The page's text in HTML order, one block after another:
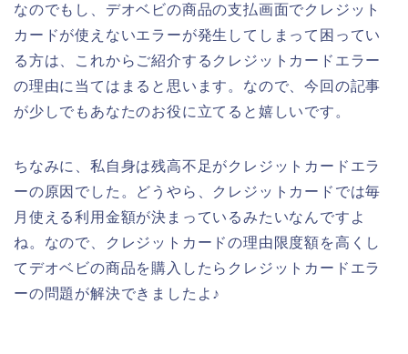
なのでもし、デオベビの商品の支払画面でクレジット
カードが使えないエラーが発生してしまって困ってい
る方は、これからご紹介するクレジットカードエラー
の理由に当てはまると思います。なので、今回の記事
が少しでもあなたのお役に立てると嬉しいです。
ちなみに、私自身は残高不足がクレジットカードエラ
ーの原因でした。どうやら、クレジットカードでは毎
月使える利用金額が決まっているみたいなんですよ
ね。なので、クレジットカードの理由限度額を高くし
てデオベビの商品を購入したらクレジットカードエラ
ーの問題が解決できましたよ♪